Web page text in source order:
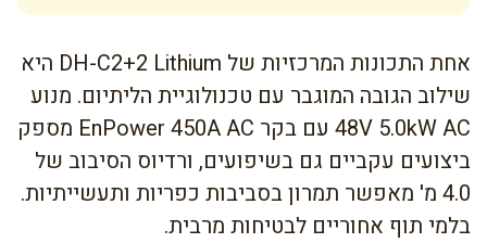
אחת התכונות המרכזיות של DH-C2+2 Lithium היא
שילוב הגובה המוגבר עם טכנולוגיית הליתיום. מנוע
48V 5.0kW AC עם בקר EnPower 450A AC מספק
ביצועים עקביים גם בשיפועים, ורדיוס הסיבוב של
4.0 מ' מאפשר תמרון בסביבות כפריות ותעשייתיות.
בלמי תוף אחוריים לבטיחות מרבית.